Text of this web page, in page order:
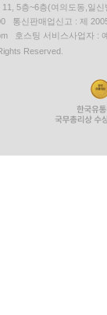
5층~6층(여의도동,일신
통신판매업신고 : 제
호스팅 서비스사업자 :
Reserved.